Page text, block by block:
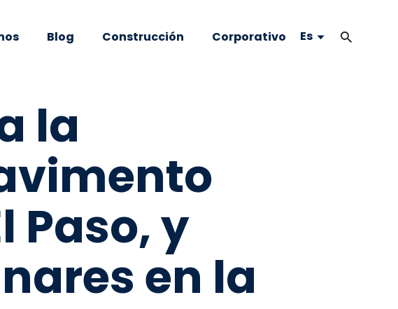
Blog Construcción Corporativo Es
la
Paso, y
en la